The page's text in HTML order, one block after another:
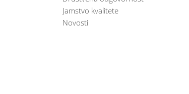
Jamstvo kvalitete
Novosti